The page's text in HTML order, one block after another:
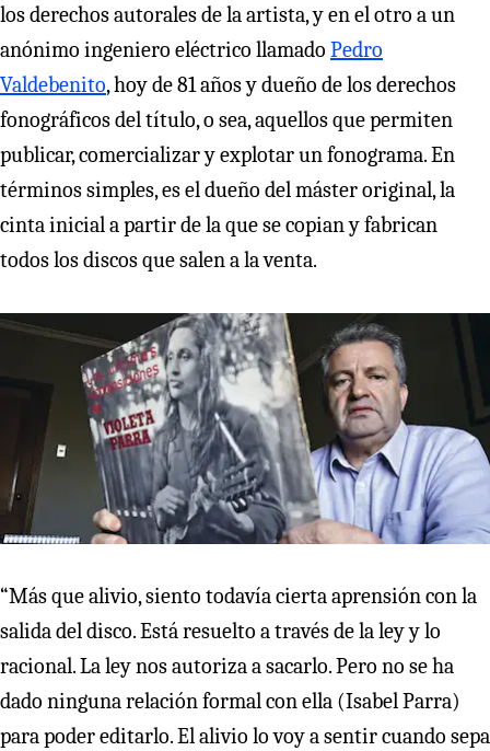
los derechos autorales de la artista, y en el otro a un
anónimo ingeniero eléctrico llamado Pedro
Valdebenito, hoy de 81 años y dueño de los derechos
fonográficos del título, o sea, aquellos que permiten
publicar, comercializar y explotar un fonograma. En
términos simples, es el dueño del máster original, la
cinta inicial a partir de la que se copian y fabrican
todos los discos que salen a la venta.
“Más que alivio, siento todavía cierta aprensión con la
salida del disco. Está resuelto a través de la ley y lo
racional. La ley nos autoriza a sacarlo. Pero no se ha
dado ninguna relación formal con ella (Isabel Parra)
para poder editarlo. El alivio lo voy a sentir cuando sepa